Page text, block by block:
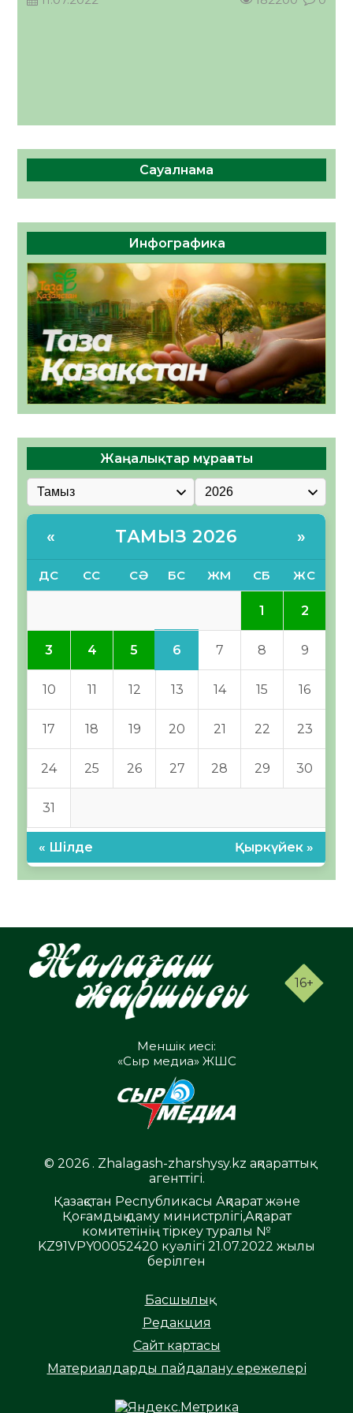
Сауалнама
Инфографика
Жаңалықтар мұрағаты
« ТАМЫЗ 2026 »
ДС СС СӘ БС ЖМ СБ ЖС
1 2
3 4 5 6 7 8 9
10 11 12 13 14 15 16
17 18 19 20 21 22 23
24 25 26 27 28 29 30
31
« Шілде Қыркүйек »
16+
Меншік иесі:
«Сыр медиа» ЖШС
© 2026 . Zhalagash-zharshysy.kz ақпараттық
агенттігі.
Қазақстан Республикасы Ақпарат және
Қоғамдық даму министрлігі,Ақпарат
комитетінің тіркеу туралы №
KZ91VPY00052420 куәлігі 21.07.2022 жылы
берілген
Басшылық
Редакция
Сайт картасы
Материалдарды пайдалану ережелері